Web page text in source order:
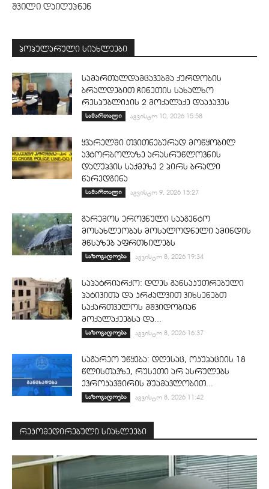
შვილი დაიღუპნენ
პოპულარული სიახლეები
სამართალდამცავებმა ქურდობის
ბრალდებით ჩინეთის სახალხო
რესპუბლიკის 2 მოქალაქე დააკავეს
სამართალი აგვისტო 10, 2026 15:58
ყვარელში თვითნებურად მოწყობილ
ავტორბოლაზე არასრუწლოვნის
დაღუპვის საქმეზე 2 პირს ბრალი
წარედგინა
სამართალი აგვისტო 9, 2026 15:27
გარემოს ეროვნული სააგენტო
მოსახლეობას მოსალოდნელი ამინდის
შწსაზებ აფრთხილებს
საზოგადოება აგვისტო 8, 2026 19:34
საპატრიარქო: დღეს განსაკუთრებული
პატივითა და კრძალვით ვიხსენებთ
საქართველოს მშვიდობიან
მოქალაქეებსა და...
საზოგადოება აგვისტო 8, 2026 16:37
საგარეო უწყება: დღესაც, ოკუპაციის 18
წლისთავზე, რუსეთი არ ასრულებს
ევროკავშირის შუამავლობით...
საზოგადოება აგვისტო 8, 2026 11:42
რეკომედირებული სიახლეები